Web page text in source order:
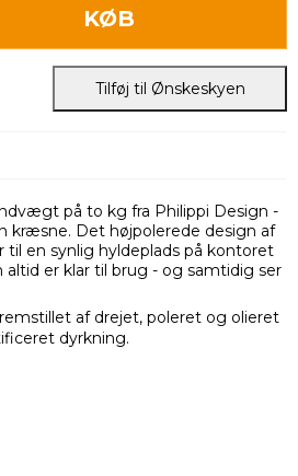
KØB
Tilføj til Ønskeskyen
på to kg fra Philippi Design -
kræsne. Det højpolerede design af
til en synlig hyldeplads på kontoret
altid er klar til brug - og samtidig ser
af drejet, poleret og olieret
dyrkning.